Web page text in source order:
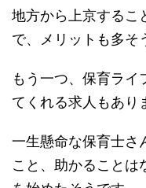
地方から上京するこ
で、メリットも多そ
もう一つ、保育ライ
てくれる求人もあり
一生懸命な保育士さ
こと、助かることは